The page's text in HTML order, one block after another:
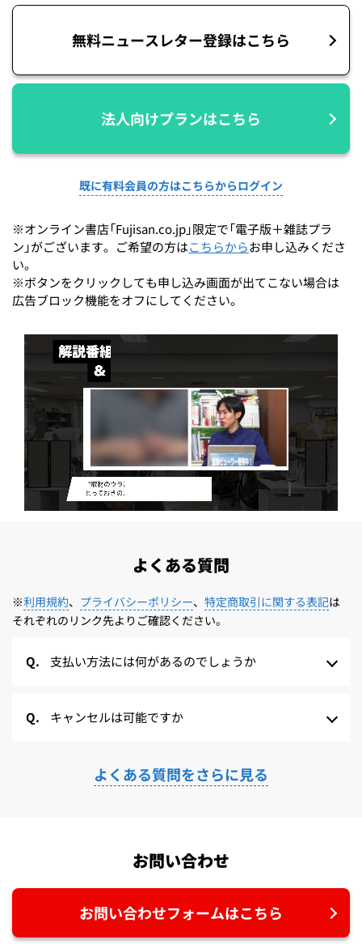
無料ニュースレター登録はこちら
法人向けプランはこちら
既に有料会員の方はこちらからログイン
※オンライン書店「Fujisan.co.jp」限定で「電子版＋雑誌プラ
ン」がございます。ご希望の方はこちらからお申し込みくださ
い。
※ボタンをクリックしても申し込み画面が出てこない場合は
広告ブロック機能をオフにしてください。
よくある質問
※利用規約、 プライバシーポリシー、 特定商取引に関する表記は
それぞれのリンク先よりご確認ください。
支払い方法には何があるのでしょうか
キャンセルは可能ですか
よくある質問をさらに見る
お問い合わせ
お問い合わせフォームはこちら